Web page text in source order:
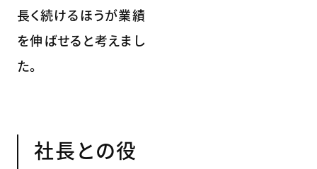
長く続けるほうが業績
を伸ばせると考えまし
た。
社長との役